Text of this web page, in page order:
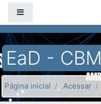
EaD -
Página inicial Acessar